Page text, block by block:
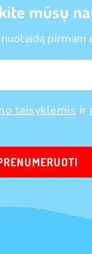
mūsų
pirmam
taisyklėmis ir